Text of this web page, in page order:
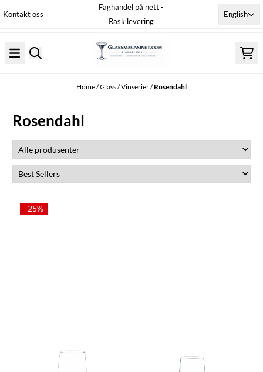
Skip to content
Kontakt oss
Faghandel på nett -
Rask levering
English
Home/Glass/Vinserier/Rosendahl
Rosendahl
-25%